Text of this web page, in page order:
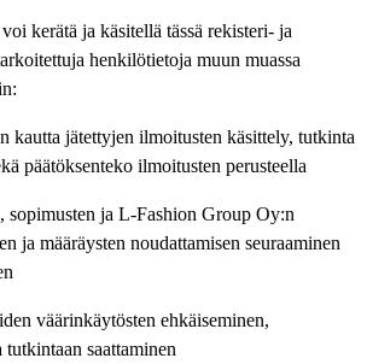
kerätä ja käsitellä tässä rekisteri- ja
henkilötietoja muun muassa
kautta jätettyjen ilmoitusten käsittely, tutkinta
päätöksenteko ilmoitusten perusteella
sopimusten ja L-Fashion Group Oy:n
ja määräysten noudattamisen seuraaminen
väärinkäytösten ehkäiseminen,
saattaminen